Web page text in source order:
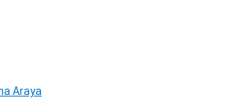
Araya